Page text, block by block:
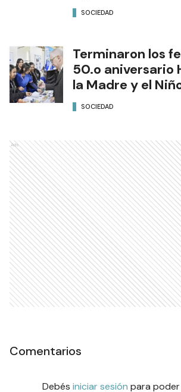
SOCIEDAD
Terminaron los
50.o aniversario
la Madre y el
SOCIEDAD
Ads
Comentarios
Debés iniciar sesión para